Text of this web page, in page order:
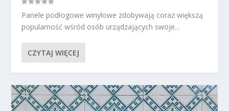
Panele podłogowe winylowe zdobywają coraz większą
popularność wśród osób urządzających swoje...
CZYTAJ WIĘCEJ